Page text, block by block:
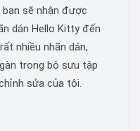
bạn sẽ nhận được
dán Hello Kitty đến
nhiều nhãn dán,
trong bộ sưu tập
sửa của tôi.